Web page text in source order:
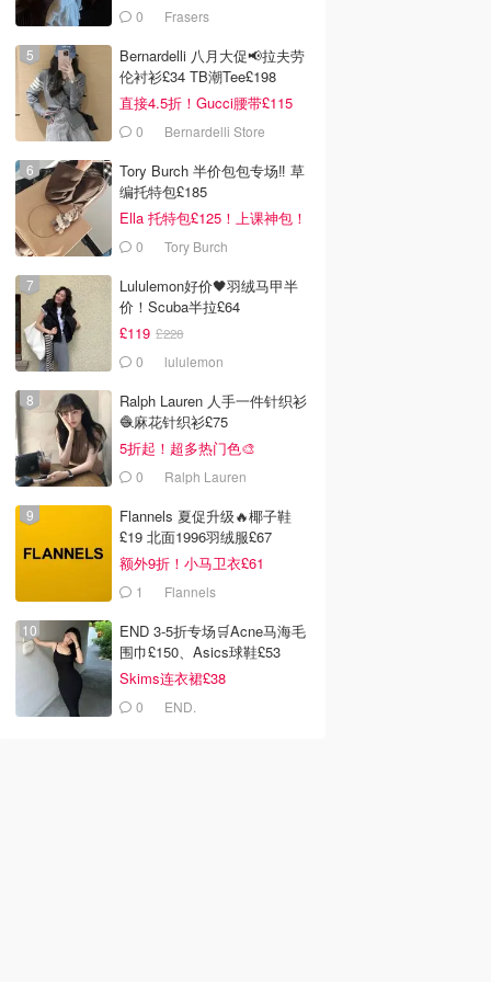
Ganni£88
0 Frasers
Bernardelli 八月大促📢拉夫劳
伦衬衫£34 TB潮Tee£198
直接4.5折！Gucci腰带£115
0 Bernardelli Store
Tory Burch 半价包包专场‼️ 草
编托特包£185
Ella 托特包£125！上课神包！
0 Tory Burch
Lululemon好价🖤羽绒马甲半
价！Scuba半拉£64
£119 £228
0 lululemon
Ralph Lauren 人手一件针织衫
🧶麻花针织衫£75
5折起！超多热门色🎨
0 Ralph Lauren
Flannels 夏促升级🔥椰子鞋
£19 北面1996羽绒服£67
额外9折！小马卫衣£61
1 Flannels
END 3-5折专场🛒Acne马海毛
围巾£150、Asics球鞋£53
Skims连衣裙£38
0 END.